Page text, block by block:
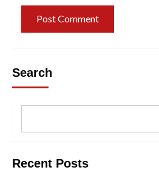
Search
Recent Posts